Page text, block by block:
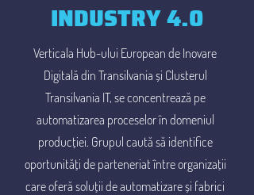
INDUSTRY 4.0
Verticala Hub-ului European de Inovare
Digitală din Transilvania și Clusterul
Transilvania IT, se concentrează pe
automatizarea proceselor în domeniul
producției. Grupul caută să identifice
oportunități de parteneriat între organizații
care oferă soluții de automatizare și fabrici